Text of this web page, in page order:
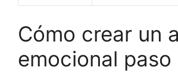
Cómo crear un
emocional paso